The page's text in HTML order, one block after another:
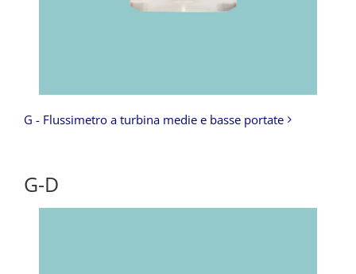
G - Flussimetro a turbina medie e basse portate
G-D